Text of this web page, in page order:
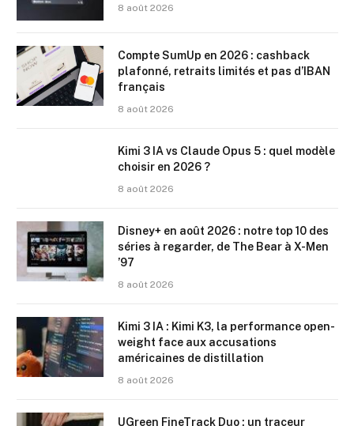
8 août 2026
Compte SumUp en 2026 : cashback
plafonné, retraits limités et pas d’IBAN
français
8 août 2026
Kimi 3 IA vs Claude Opus 5 : quel modèle
choisir en 2026 ?
8 août 2026
Disney+ en août 2026 : notre top 10 des
séries à regarder, de The Bear à X-Men
’97
8 août 2026
Kimi 3 IA : Kimi K3, la performance open-
weight face aux accusations
américaines de distillation
8 août 2026
UGreen FineTrack Duo : un traceur